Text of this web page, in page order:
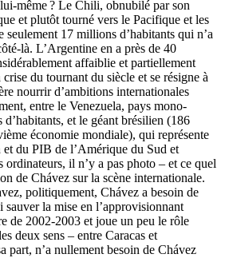
même ? Le Chili, obnubilé par son
et plutôt tourné vers le Pacifique et les
seulement 17 millions d’habitants qui n’a
là. L’Argentine en a près de 40
affaiblie et partiellement
du tournant du siècle et se résigne à
nourrir d’ambitions internationales
entre le Venezuela, pays mono-
et le géant brésilien (186
économie mondiale), qui représente
du PIB de l’Amérique du Sud et
ordinateurs, il n’y a pas photo – et ce quel
de Chávez sur la scène internationale.
politiquement, Chávez a besoin de
la mise en l’approvisionnant
de 2002-2003 et joue un peu le rôle
deux sens – entre Caracas et
part, n’a nullement besoin de Chávez